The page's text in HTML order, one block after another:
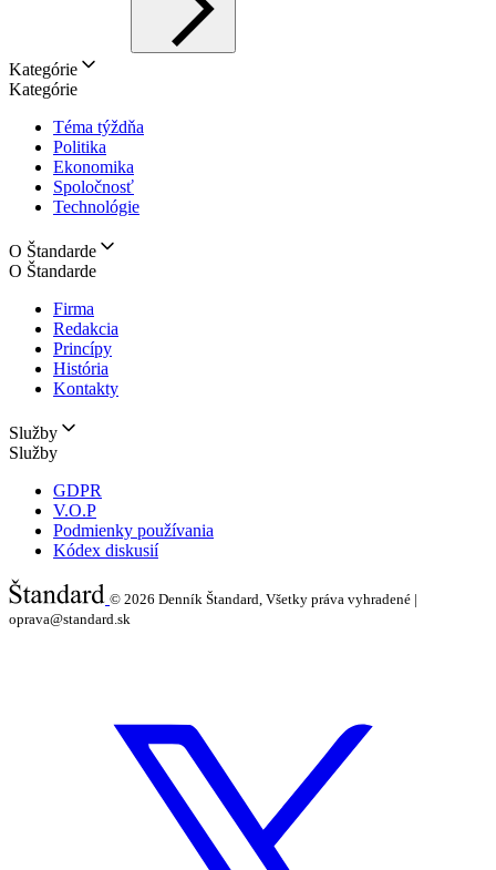
Kategórie
Kategórie
Téma týždňa
Politika
Ekonomika
Spoločnosť
Technológie
O Štandarde
O Štandarde
Firma
Redakcia
Princípy
História
Kontakty
Služby
Služby
GDPR
V.O.P
Podmienky používania
Kódex diskusií
© 2026 Denník Štandard, Všetky práva vyhradené |
oprava@standard.sk